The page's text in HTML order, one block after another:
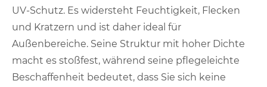
UV-Schutz. Es widersteht Feuchtigkeit, Flecken
und Kratzern und ist daher ideal für
Außenbereiche. Seine Struktur mit hoher Dichte
macht es stoßfest, während seine pflegeleichte
Beschaffenheit bedeutet, dass Sie sich keine